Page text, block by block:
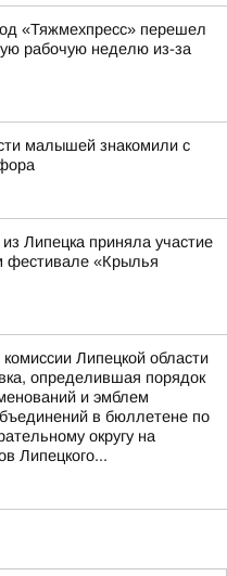
«Тяжмехпресс» перешел
рабочую неделю из-за
малышей знакомили с
Липецка приняла участие
фестивале «Крылья
Липецкой области
определившая порядок
и эмблем
в бюллетене по
округу на
Липецкого...